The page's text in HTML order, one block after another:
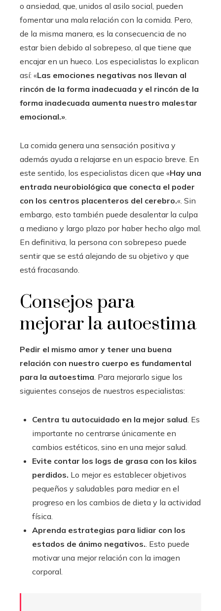
o ansiedad, que, unidos al asilo social, pueden
fomentar una mala relación con la comida. Pero,
de la misma manera, es la consecuencia de no
estar bien debido al sobrepeso, al que tiene que
encajar en un hueco. Los especialistas lo explican
así: «Las emociones negativas nos llevan al
rincón de la forma inadecuada y el rincón de la
forma inadecuada aumenta nuestro malestar
emocional.»
La comida genera una sensación positiva y
además ayuda a relajarse en un espacio breve. En
este sentido, los especialistas dicen que «Hay una
entrada neurobiológica que conecta el poder
con los centros placenteros del cerebro.«. Sin
embargo, esto también puede desalentar la culpa
a mediano y largo plazo por haber hecho algo mal.
En definitiva, la persona con sobrepeso puede
sentir que se está alejando de su objetivo y que
está fracasando.
Consejos para
mejorar la autoestima
Pedir el mismo amor y tener una buena
relación con nuestro cuerpo es fundamental
para la autoestima . Para mejorarlo sigue los
siguientes consejos de nuestros especialistas:
Centra tu autocuidado en la mejor salud . Es
importante no centrarse únicamente en
cambios estéticos, sino en una mejor salud.
Evite contar los logs de grasa con los kilos
perdidos. Lo mejor es establecer objetivos
pequeños y saludables para mediar en el
progreso en los cambios de dieta y la actividad
física.
Aprenda estrategias para lidiar con los
estados de ánimo negativos. . Esto puede
motivar una mejor relación con la imagen
corporal.